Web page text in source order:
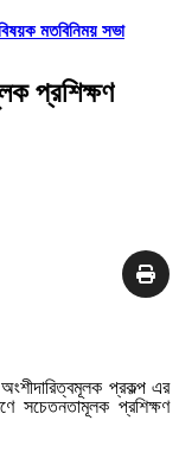
মতবিনিময় সভা
প্রশিক্ষণ
ও অংশীদারিত্বমূলক প্রকল্প এর
সচেতনতামূলক প্রশিক্ষণ